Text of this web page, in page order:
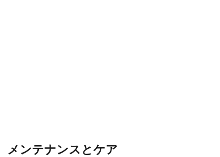
メンテナンスとケア